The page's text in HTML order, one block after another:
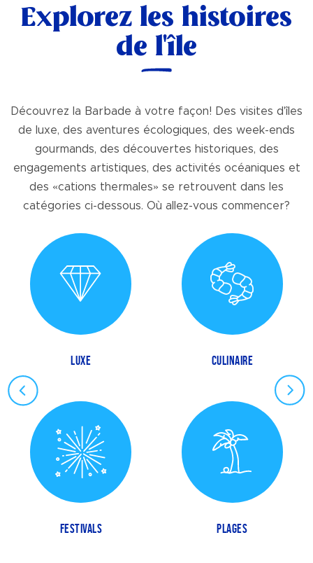
Explorez les histoires
de l'île
Découvrez la Barbade à votre façon! Des visites d'îles
de luxe, des aventures écologiques, des week-ends
gourmands, des découvertes historiques, des
engagements artistiques, des activités océaniques et
des «cations thermales» se retrouvent dans les
catégories ci-dessous. Où allez-vous commencer?
LUXE
FESTIVALS
CULINAIRE
PLAGES